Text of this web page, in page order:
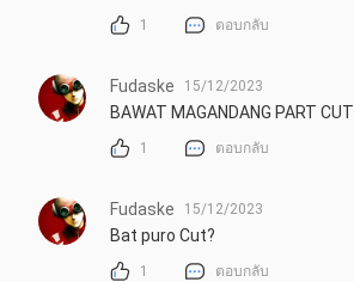
1 ตอบกลับ
Fudaske 15/12/2023
BAWAT MAGANDANG PART CUT
1 ตอบกลับ
Fudaske 15/12/2023
Bat puro Cut?
1 ตอบกลับ